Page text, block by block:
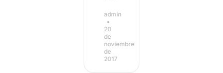
admin
20
de
noviembre
de
2017